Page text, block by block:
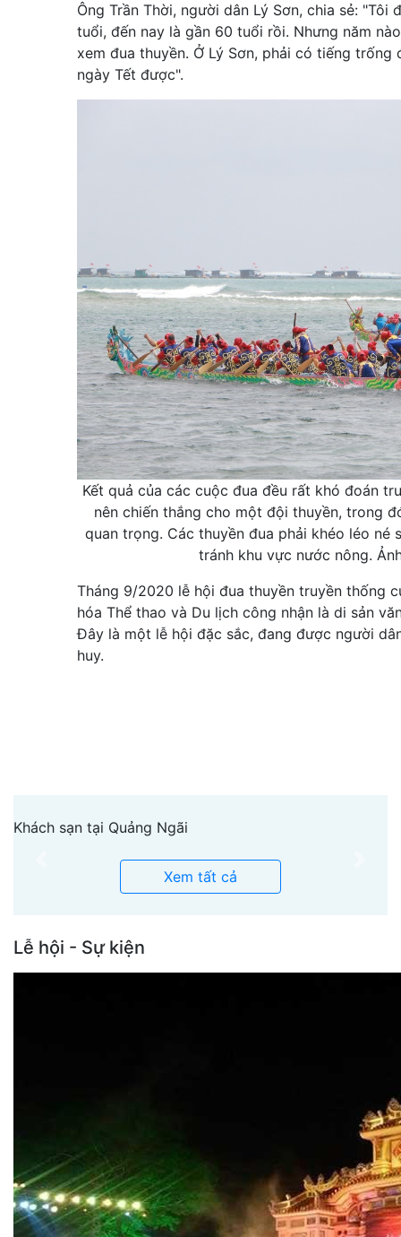
Ông Trần Thời, người dân Lý Sơn, chia sẻ: "Tôi
tuổi, đến nay là gần 60 tuổi rồi. Nhưng năm
xem đua thuyền. Ở Lý Sơn, phải có tiếng
ngày Tết được".
Kết quả của các cuộc đua đều rất khó đoán
nên chiến thắng cho một đội thuyền, trong
quan trọng. Các thuyền đua phải khéo léo né
tránh khu vực nước nông.
Tháng 9/2020 lễ hội đua thuyền truyền thống
hóa Thể thao và Du lịch công nhận là di sản
Đây là một lễ hội đặc sắc, đang được người
huy.
Khách sạn tại Quảng Ngãi
Xem tất cả
Lễ hội - Sự kiện